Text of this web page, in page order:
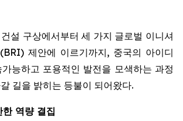
설 구상에서부터 세 가지 글로벌 이니셔
제안에 이르기까지, 중국의 아이디
능하고 포용적인 발전을 모색하는 과정
길을 밝히는 등불이 되어왔다.
역량 결집